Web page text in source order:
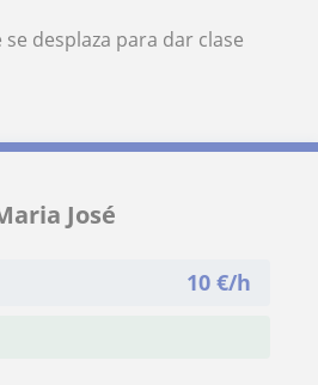
desplaza para dar clase
José
10 €/h